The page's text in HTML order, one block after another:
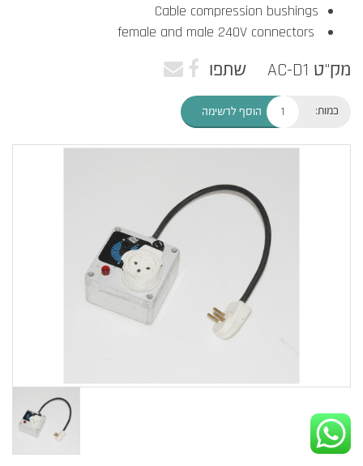
Cable compression bushings
מק"ט AC-D1 שתפו
כמות: הוסף לרשימה